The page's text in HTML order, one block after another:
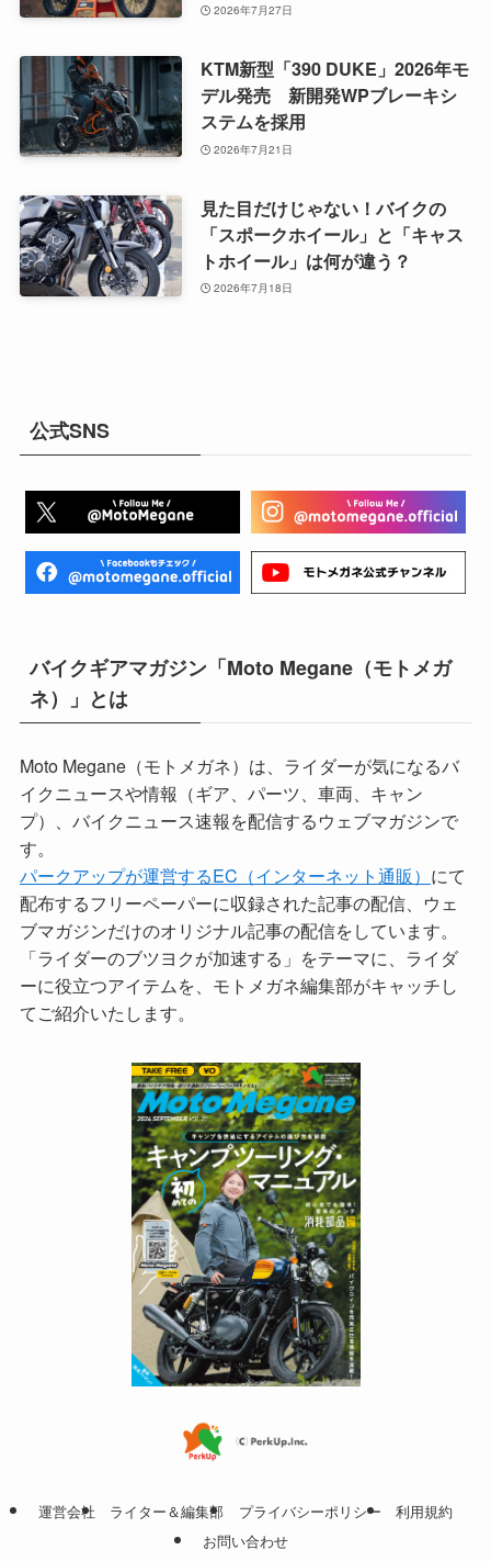
2026年7月27日
KTM新型「390 DUKE」2026年モ
デル発売 新開発WPブレーキシ
ステムを採用
2026年7月21日
見た目だけじゃない！バイクの
「スポークホイール」と「キャス
トホイール」は何が違う？
2026年7月18日
公式SNS
バイクギアマガジン「Moto Megane（モトメガ
ネ）」とは
Moto Megane（モトメガネ）は、ライダーが気になるバ
イクニュースや情報（ギア、パーツ、車両、キャン
プ）、バイクニュース速報を配信するウェブマガジンで
す。
パークアップが運営するEC（インターネット通販） にて
配布するフリーペーパーに収録された記事の配信、ウェ
ブマガジンだけのオリジナル記事の配信をしています。
「ライダーのブツヨクが加速する」をテーマに、ライダ
ーに役立つアイテムを、モトメガネ編集部がキャッチし
てご紹介いたします。
運営会社 ライター＆編集部 プライバシーポリシー
利用規約
お問い合わせ